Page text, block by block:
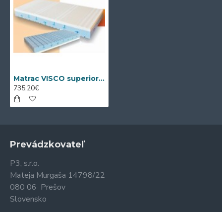
Matrac VISCO superior (190/200 cm x 190 cm)
735,20€
Prevádzkovateľ
P3, s.r.o.
Mateja Murgaša 14798/22
080 06 Prešov
Slovensko